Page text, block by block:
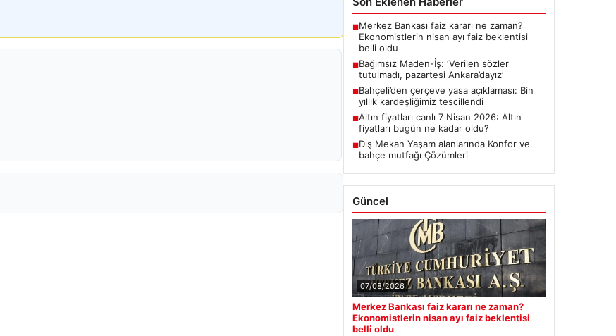
■Merkez Bankası faiz kararı ne zaman?
Ekonomistlerin nisan ayı faiz beklentisi
belli oldu
■Bağımsız Maden-İş: ‘Verilen sözler
tutulmadı, pazartesi Ankara’dayız’
■Bahçeli’den çerçeve yasa açıklaması: Bin
yıllık kardeşliğimiz tescillendi
■Altın fiyatları canlı 7 Nisan 2026: Altın
fiyatları bugün ne kadar oldu?
■Dış Mekan Yaşam alanlarında Konfor ve
bahçe mutfağı Çözümleri
Güncel
07/08/2026
Merkez Bankası faiz kararı ne zaman?
Ekonomistlerin nisan ayı faiz beklentisi
belli oldu